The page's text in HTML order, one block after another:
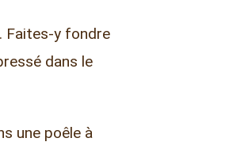
Faites-y fondre
dans le
une poêle à